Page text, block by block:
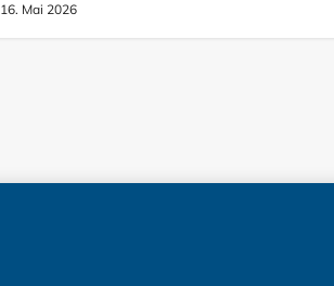
16. Mai 2026